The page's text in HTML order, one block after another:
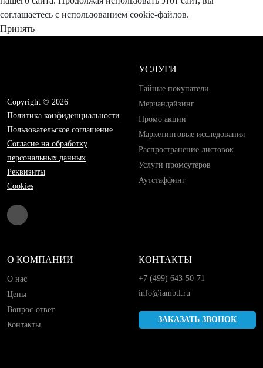
соглашаетесь с использованием cookie-файлов.
Принять
Copyright © 2026
Политика конфиденциальности
Пользовательское соглашение
Согласие на обработку
персональных данных
Реквизиты
Cookies
УСЛУГИ
Тайные покупатели
Мерчандайзинг
Промо акции
Маркетинговые исследования
Распространение листовок
Услуги промоутеров
Аутстаффинг
О КОМПАНИИ
О нас
Цены
Вопрос-ответ
Контакты
КОНТАКТЫ
+7 (499) 643-50-71
info@iambtl.ru
ЗАКАЗАТЬ ЗВОНОК